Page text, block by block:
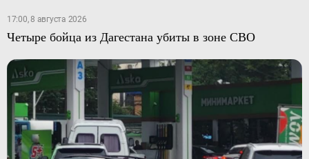
17:00, 8 августа 2026
Четыре бойца из Дагестана убиты в зоне СВО